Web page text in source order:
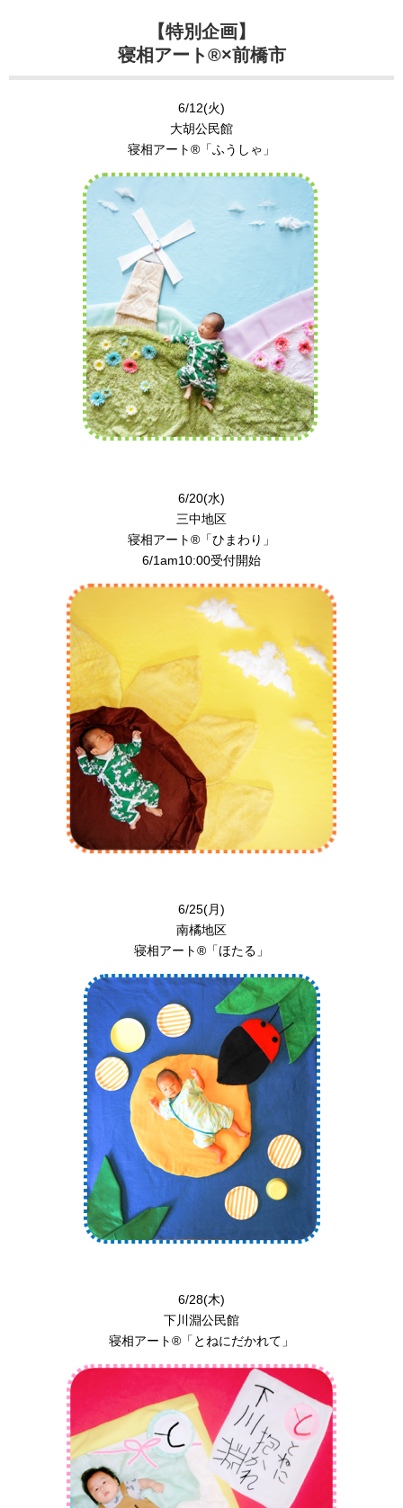
【特別企画】
寝相アート®︎×前橋市
6/12(火)
大胡公民館
寝相アート®︎「ふうしゃ」
6/20(水)
三中地区
寝相アート®︎「ひまわり」
6/1am10:00受付開始
6/25(月)
南橘地区
寝相アート®︎「ほたる」
6/28(木)
下川淵公民館
寝相アート®︎「とねにだかれて」